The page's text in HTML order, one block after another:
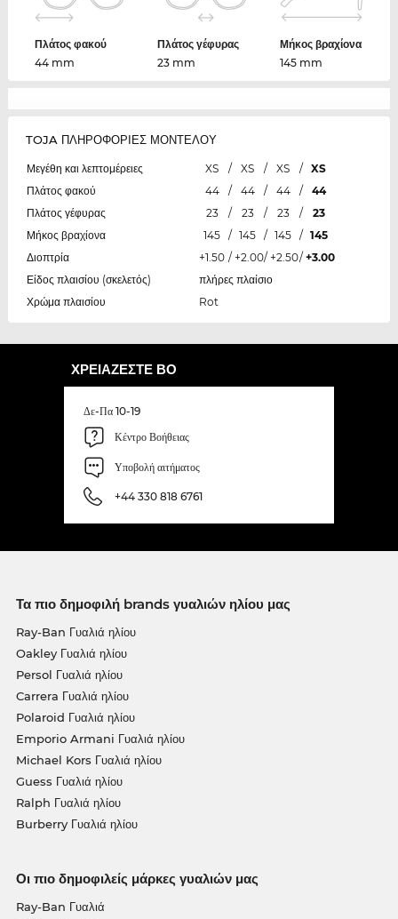
Πλάτος φακού
44 mm
Πλάτος γέφυρας
23 mm
Μήκος βραχίονα
145 mm
TOJA ΠΛΗΡΟΦΟΡΙΕΣ ΜΟΝΤΕΛΟΥ
Μεγέθη και λεπτομέρειες XS / XS / XS /
XS
Πλάτος φακού
44 / 44 / 44 /
44
Πλάτος γέφυρας
23 / 23 / 23 /
23
Μήκος βραχίονα
145 / 145 / 145 / 145
Διοπτρία
+1.50 / +2.00/ +2.50/ +3.00
Είδος πλαισίου (σκελετός)
πλήρες πλαίσιο
Χρώμα πλαισίου
Rot
ΧΡΕΙΆΖΕΣΤΕ ΒΟ
Δε-Πα 10-19
Κέντρο Βοήθειας
Υποβολή αιτήματος
+44 330 818 6761
Τα πιο δημοφιλή brands γυαλιών ηλίου μας
Ray-Ban Γυαλιά ηλίου
Oakley Γυαλιά ηλίου
Persol Γυαλιά ηλίου
Carrera Γυαλιά ηλίου
Polaroid Γυαλιά ηλίου
Emporio Armani Γυαλιά ηλίου
Michael Kors Γυαλιά ηλίου
Guess Γυαλιά ηλίου
Ralph Γυαλιά ηλίου
Burberry Γυαλιά ηλίου
Οι πιο δημοφιλείς μάρκες γυαλιών μας
Ray-Ban Γυαλιά